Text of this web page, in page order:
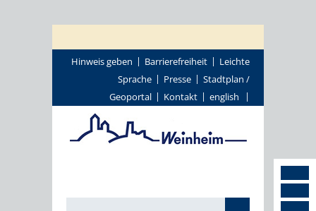
Hinweis geben Barrierefreiheit
Leichte
Sprache
Presse
Stadtplan /
Geoportal
Kontakt english